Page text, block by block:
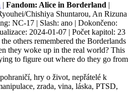
| Fandom: Alice in Borderland |
Chishiya Shuntarou, An Rizuna
NC-17 | Slash: ano | Dokončeno:
2024-01-07 | Počet kapitol: 23
others remembered the Borderlands
they woke up in the real world? This
to figure out where do they go from
hry o život, nepřátelé k
zrada, vina, láska, PTSD,